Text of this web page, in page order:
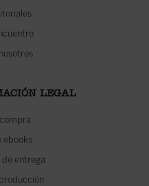
LEGAL
ebooks
de entrega